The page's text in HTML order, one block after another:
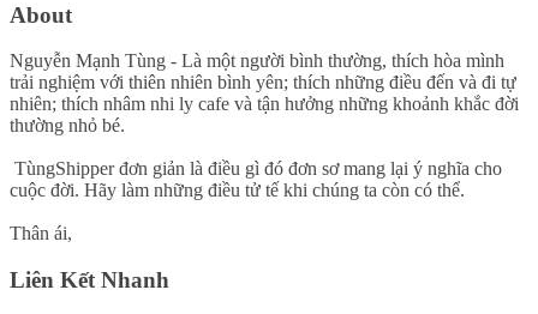
About
Nguyễn Mạnh Tùng - Là một người bình thường, thích hòa mình
trải nghiệm với thiên nhiên bình yên; thích những điều đến và đi tự
nhiên; thích nhâm nhi ly cafe và tận hưởng những khoảnh khắc đời
thường nhỏ bé.
TùngShipper đơn giản là điều gì đó đơn sơ mang lại ý nghĩa cho
cuộc đời. Hãy làm những điều tử tế khi chúng ta còn có thể.
Thân ái,
Liên Kết Nhanh